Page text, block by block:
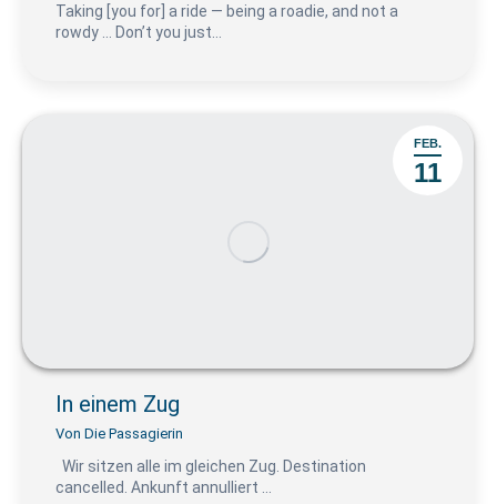
Taking [you for] a ride — being a roadie, and not a
rowdy … Don’t you just…
FEB.
11
In einem Zug
Von Die Passagierin
Wir sitzen alle im gleichen Zug. Destination
cancelled. Ankunft annulliert …